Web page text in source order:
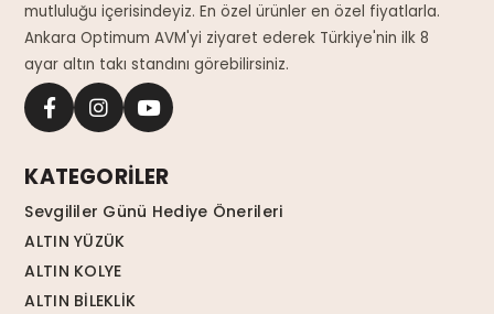
mutluluğu içerisindeyiz. En özel ürünler en özel fiyatlarla.
Ankara Optimum AVM'yi ziyaret ederek Türkiye'nin ilk 8
ayar altın takı standını görebilirsiniz.
KATEGORİLER
Sevgililer Günü Hediye Önerileri
ALTIN YÜZÜK
ALTIN KOLYE
ALTIN BİLEKLİK